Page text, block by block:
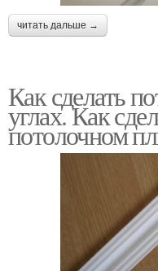
читать дальше →
Как сделать
углах. Как
потолочном